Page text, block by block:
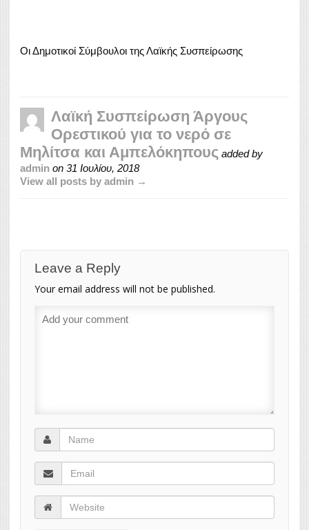
Οι Δημοτικοί Σύμβουλοι της Λαϊκής Συσπείρωσης
Λαϊκή Συσπείρωση Άργους
Ορεστικού για το νερό σε
Μηλίτσα και Αμπελόκηπους added by
admin on 31 Ιουλίου, 2018
View all posts by admin →
Leave a Reply
Your email address will not be published.